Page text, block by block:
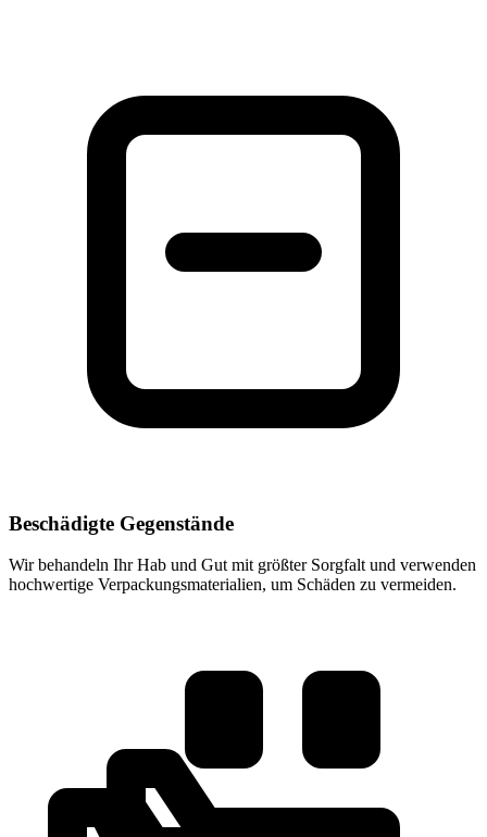
Beschädigte Gegenstände
Wir behandeln Ihr Hab und Gut mit größter Sorgfalt und verwenden
hochwertige Verpackungsmaterialien, um Schäden zu vermeiden.